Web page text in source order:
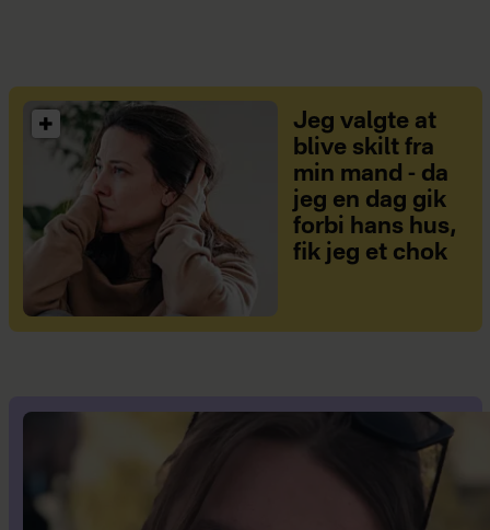
Jeg valgte at
blive skilt fra
min mand - da
jeg en dag gik
forbi hans hus,
fik jeg et chok